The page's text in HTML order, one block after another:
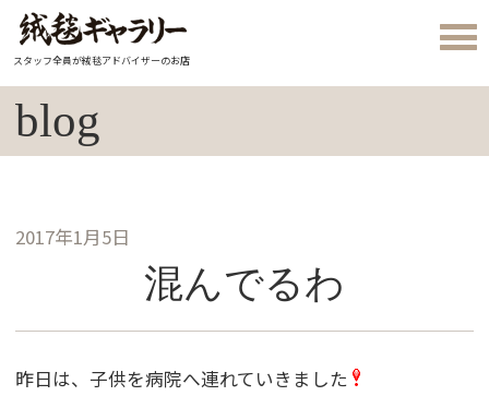
スタッフ全員が絨毯アドバイザーのお店
blog
2017年1月5日
混んでるわ
昨日は、子供を病院へ連れていきました